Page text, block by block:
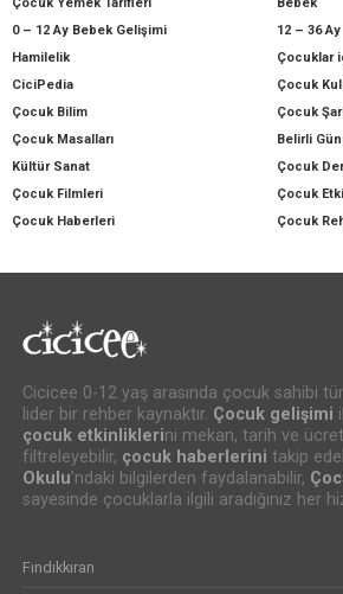
Çocuk Yemek Tarifleri
Bebek
0 – 12 Ay Bebek Gelişimi
12 – 36
Hamilelik
Çocuklar
CiciPedia
Çocuk
Çocuk Bilim
Çocuk
Çocuk Masalları
Belirli
Kültür Sanat
Çocuk
Çocuk Filmleri
Çocuk
Çocuk Haberleri
Çocuk
Cicicee 0-12 yaş arasında çocuk sahibi
lider bir rehber kaynaktır. Çocuk gelişimi
çocuk etkinliklerini mekan, tarih ve
filtreleyebilir, çocuk haberlerini takip
Okulu’ndaki bilgilerden faydalanabilir,
sayesinde çocuklarla ilgili aradığınız her
Fındıkkıran